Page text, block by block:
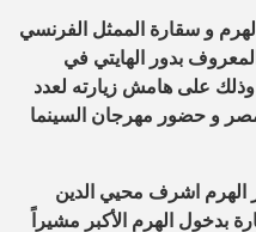
و سقارة الممثل الفرنسي
بدور الهايتي في
على هامش زيارته لعدد
مصر و حضور مهرجان السينما
الهرم اشرف محيي الدين
بدخول الهرم الأكبر مشيراً